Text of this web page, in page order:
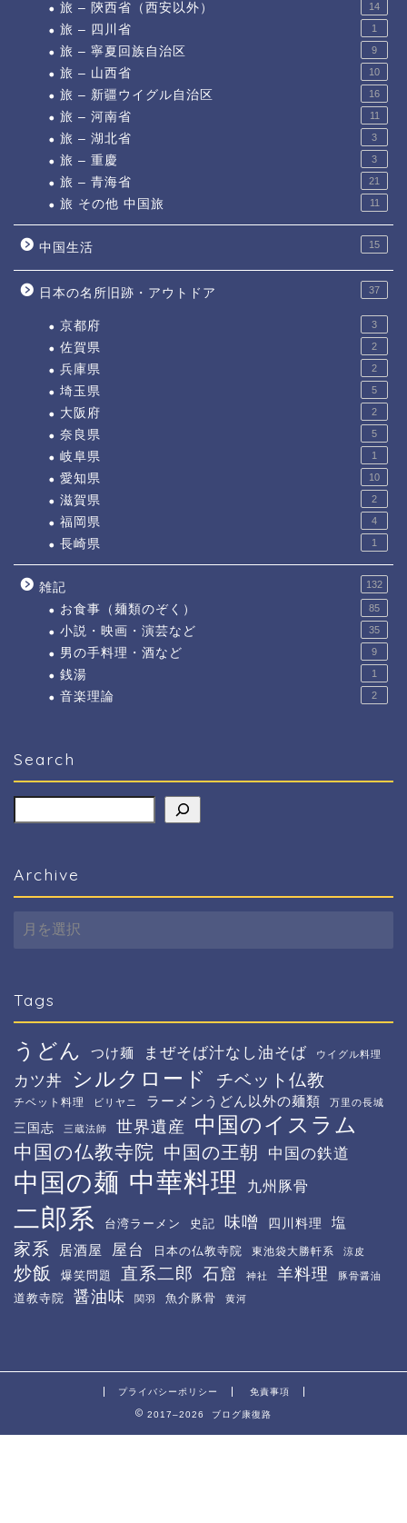
旅 – 陝西省（西安以外） 14
旅 – 四川省 1
旅 – 寧夏回族自治区 9
旅 – 山西省 10
旅 – 新疆ウイグル自治区 16
旅 – 河南省 11
旅 – 湖北省 3
旅 – 重慶 3
旅 – 青海省 21
旅 その他 中国旅 11
中国生活 15
日本の名所旧跡・アウトドア 37
京都府 3
佐賀県 2
兵庫県 2
埼玉県 5
大阪府 2
奈良県 5
岐阜県 1
愛知県 10
滋賀県 2
福岡県 4
長崎県 1
雑記 132
お食事（麺類のぞく） 85
小説・映画・演芸など 35
男の手料理・酒など 9
銭湯 1
音楽理論 2
Search
Archive
Tags
うどん つけ麺 まぜそば汁なし油そば ウイグル料理
カツ丼 シルクロード チベット仏教
チベット料理 ビリヤニ ラーメンうどん以外の麺類 万里の長城
三国志 三蔵法師 世界遺産 中国のイスラム
中国の仏教寺院 中国の王朝 中国の鉄道
中国の麺 中華料理 九州豚骨
二郎系 台湾ラーメン 史記 味噌 四川料理 塩
家系 居酒屋 屋台 日本の仏教寺院 東池袋大勝軒系 涼皮
炒飯 爆笑問題 直系二郎 石窟 神社 羊料理 豚骨醤油
道教寺院 醤油味 関羽 魚介豚骨 黄河
プライバシーポリシー 免責事項
2017–2026 ブログ康復路